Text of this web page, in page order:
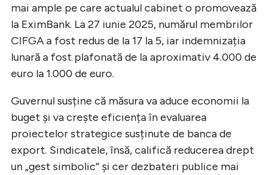
mai ample pe care actualul cabinet o promovează
la EximBank. La 27 iunie 2025, numărul membrilor
CIFGA a fost redus de la 17 la 5, iar indemnizația
lunară a fost plafonată de la aproximativ 4.000 de
euro la 1.000 de euro.
Guvernul susține că măsura va aduce economii la
buget și va crește eficiența în evaluarea
proiectelor strategice susținute de banca de
export. Sindicatele, însă, califică reducerea drept
un „gest simbolic” și cer dezbateri publice mai